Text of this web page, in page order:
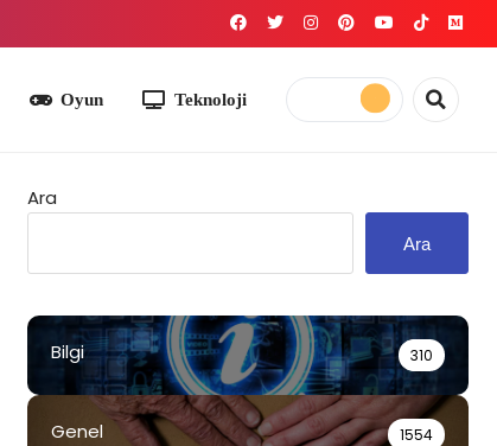
Teknoloji
Ara
Ara
Bilgi 310
Genel 1554